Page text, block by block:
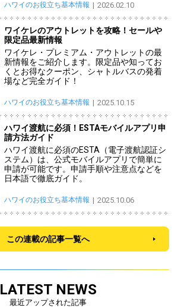
ハワイのお役立ち基本情報 2026.02.10
ワイケレのアウトレットを攻略！セールや
限定品最新情報
ワイケレ・プレミアム・アウトレットの最
新情報をご紹介します。限定品や知ってお
くとお得なクーポン、シャトルバスの発着
場など完全ガイド！
ハワイのお役立ち基本情報 2025.10.15
ハワイ渡航に必須！ESTAモバイルアプリ申
請方法ガイド
ハワイ渡航に必須のESTA（電子渡航認証シ
ステム）は、公式モバイルアプリで簡単に
申請が可能です。申請手順や注意点などを
日本語で徹底ガイド。
ハワイのお役立ち基本情報 2025.10.06
この連載の記事一覧へ
LATEST NEWS
最近アップされた記事